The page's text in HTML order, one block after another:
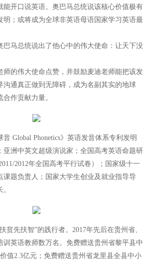
能开口说英语。奥巴马总统说该核心价值极有
明；或将成为全球非英语母语国家学习英语最
巴马总统说出了他心中的伟大使命：让天下没
师的伟大使命点赞，并鼓励麦迪老师能把该发
沟通真正做到无障碍，成为名副其实的地球
作贡献力量。
音 Global Phonetics》英语发音体系专利发明
亚洲中英文超级演说家；全国高考英语命题研
2012年全国高考平行试卷）；国家级十一
课题负责人；国家大学生创业及就业指导导
贫先扶智”的践行者。2017年先后在贵州省、
训英语教师数万名。免费赠送贵州省黎平县中
值2.3亿元；免费赠送贵州省龙里县全县中小